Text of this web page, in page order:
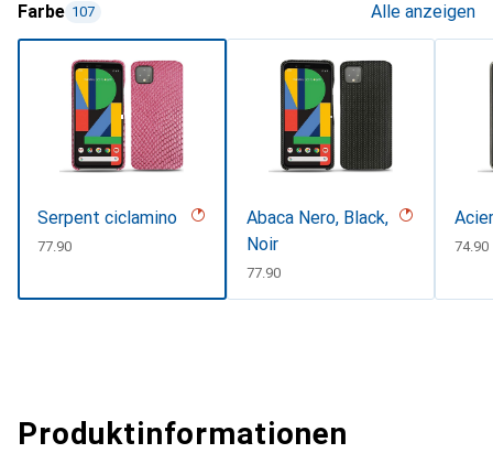
Farbe 107 Alle anzeigen
Serpent ciclamino
CHF
77.90
Abaca Nero, Black,
Noir
CHF
77.90
CHF
74.90
Produktinformationen